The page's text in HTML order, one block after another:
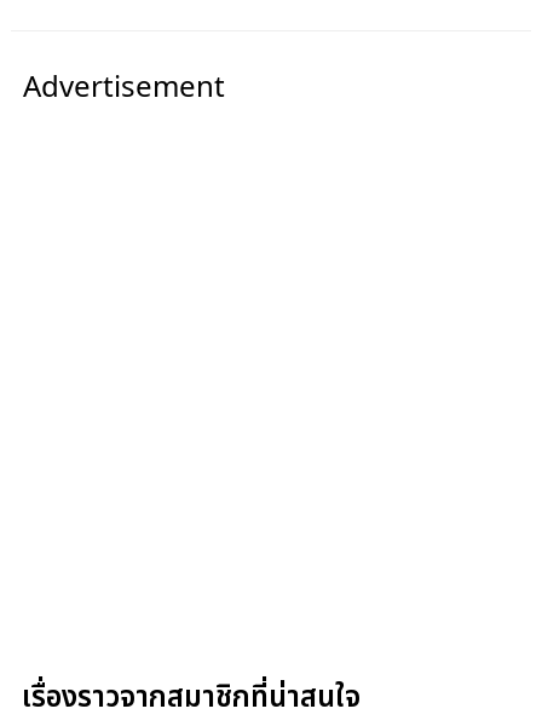
Advertisement
เรื่องราวจากสมาชิกที่น่าสนใจ